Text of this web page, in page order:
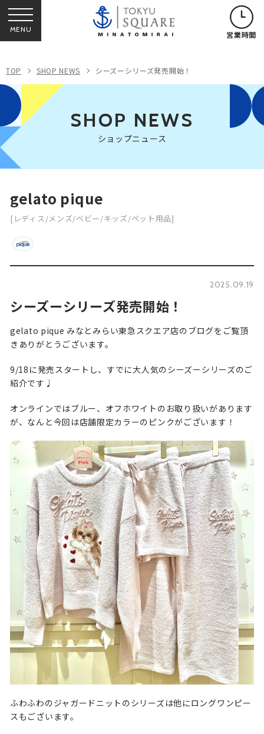
MENU 営業時間
TOP SHOP NEWS シーズーシリーズ発売開始！
SHOP NEWS
ショップニュース
gelato pique
[レディス/メンズ/ベビー/キッズ/ペット用品]
2025.09.19
シーズーシリーズ発売開始！
gelato pique みなとみらい東急スクエア店のブログをご覧頂
きありがとうございます。
9/18に発売スタートし、すでに大人気のシーズーシリーズのご
紹介です♩
オンラインではブルー、オフホワイトのお取り扱いがあります
が、なんと今回は店舗限定カラーのピンクがございます！
ふわふわのジャガードニットのシリーズは他にロングワンピー
スもございます。